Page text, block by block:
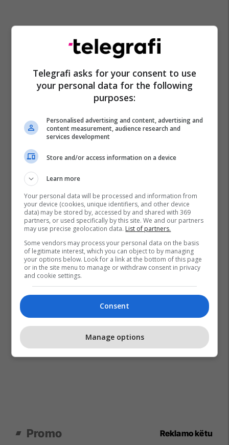
Biskota Kafeneja
Promo Reklamo këtu
Telegrafi asks for your consent to use
your personal data for the following
purposes:
Personalised advertising and content, advertising and
content measurement, audience research and
services development
Store and/or access information on a device
Learn more
Your personal data will be processed and information from
your device (cookies, unique identifiers, and other device
data) may be stored by, accessed by and shared with 369
partners, or used specifically by this site. We and our partners
may use precise geolocation data. List of partners.
Some vendors may process your personal data on the basis
of legitimate interest, which you can object to by managing
your options below. Look for a link at the bottom of this page
or in the site menu to manage or withdraw consent in privacy
and cookie settings.
Consent
Manage options